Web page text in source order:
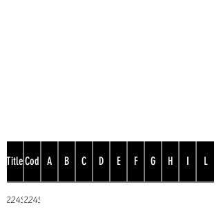
TitleCod A B C D E F G H I L
224S224S